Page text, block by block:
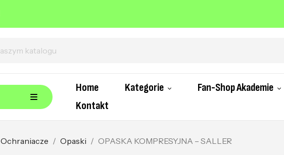
Home Kategorie
Fan-Shop Akademie
Kontakt
Ochraniacze Opaski OPASKA KOMPRESYJNA – SALLER